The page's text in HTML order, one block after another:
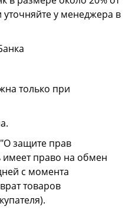
уточняйте у менеджера в
только при
защите прав
имеет право на обмен
с момента
товаров